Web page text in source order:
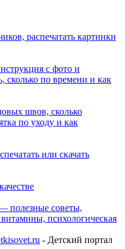
распечатать картинки
с фото и
сколько по времени и как
швов, сколько
по уходу и как
или скачать
полезные советы,
психологическая
- Детский портал